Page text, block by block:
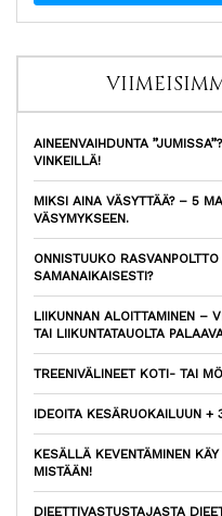
AINEENVAIHDUNTA
VINKEILLÄ!
MIKSI AINA VÄSYTTÄÄ? – 5
VÄSYMYKSEEN.
ONNISTUUKO
SAMANAIKAISESTI?
LIIKUNNAN ALOITTAMINEN –
TAI LIIKUNTATAUOLTA
TREENIVÄLINEET KOTI- TAI
IDEOITA KESÄRUOKAILUUN +
KESÄLLÄ KEVENTÄMINEN
MISTÄÄN!
DIEETTIVASTUSTAJASTA